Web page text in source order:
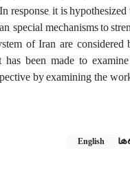
response, it is
special mechanisms to
of Iran are considered
been made to
by examining the
English